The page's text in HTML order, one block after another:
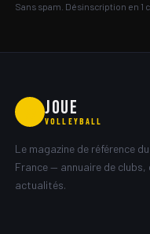
Sans spam. Désinscription en 1
JOUE
VOLLEYBALL
Le magazine de référence
France — annuaire de clubs,
actualités.